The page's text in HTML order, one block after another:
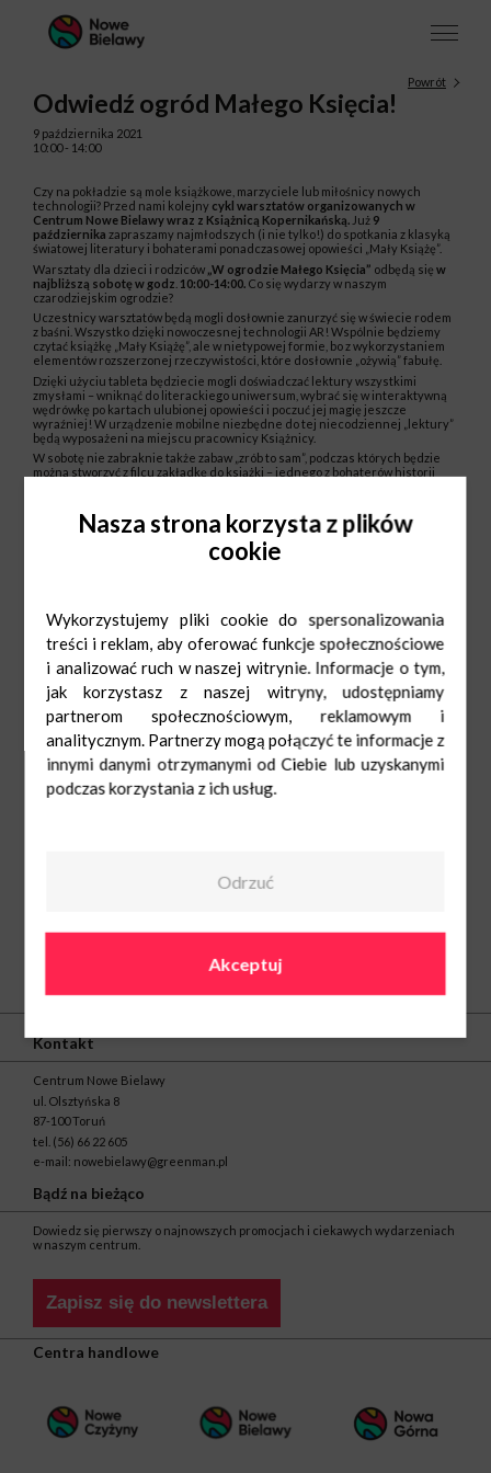
Powrót
Odwiedź ogród Małego Księcia!
9 października 2021
10:00 - 14:00
Czy na pokładzie są mole książkowe, marzyciele lub miłośnicy nowych
technologii? Przed nami kolejny cykl warsztatów organizowanych w
Centrum Nowe Bielawy wraz z Książnicą Kopernikańską. Już 9
października zapraszamy najmłodszych (i nie tylko!) do spotkania z klasyką
światowej literatury i bohaterami ponadczasowej opowieści „Mały Książę”.
Warsztaty dla dzieci i rodziców „W ogrodzie Małego Księcia” odbędą się w
najbliższą sobotę w godz 10:00-14:00. Co się wydarzy w naszym
czarodziejskim ogrodzie?
Uczestnicy warsztatów będą mogli dosłownie zanurzyć się w świecie rodem
z baśni. Wszystko dzięki nowoczesnej technologii AR! Wspólnie będziemy
czytać książkę „Mały Książę”, ale w nietypowej formie, bo z wykorzystaniem
elementów rozszerzonej rzeczywistości, które dosłownie „ożywią” fabułę.
Dzięki użyciu tableta będziecie mogli doświadczać lektury wszystkimi
zmysłami – wniknąć do literackiego uniwersum, wybrać się w interaktywną
wędrówkę po kartach ulubionej opowieści i poczuć jej magię jeszcze
wyraźniej! W urządzenie mobilne niezbędne do tej niecodziennej „lektury”
będą wyposażeni na miejscu pracownicy Książnicy.
W sobotę nie zabraknie także zabaw „zrób to sam”, podczas których będzie
można stworzyć z filcu zakładkę do książki – jednego z bohaterów historii
wiedzy, w których maluchy będą mogły wykazać się m.in. znajomością
baśniowego świata, tytułów oraz ilustracji z bajek, a następnie zdobyć drobne
O nas
Kontakt
Centrum Nowe Bielawy
ul. Olsztyńska 8
87-100 Toruń
tel. (56) 66 22 605
e-mail: nowebielawy@greenman.pl
Bądź na bieżąco
Dowiedz się pierwszy o najnowszych promocjach i ciekawych wydarzeniach
w naszym centrum.
Zapisz się do newslettera
Centra handlowe
Nasza strona korzysta z plików
cookie
Wykorzystujemy pliki cookie do spersonalizowania
treści i reklam, aby oferować funkcje społecznościowe
i analizować ruch w naszej witrynie. Informacje o tym,
jak korzystasz z naszej witryny, udostępniamy
partnerom społecznościowym, reklamowym i
analitycznym. Partnerzy mogą połączyć te informacje z
innymi danymi otrzymanymi od Ciebie lub uzyskanymi
podczas korzystania z ich usług.
Odrzuć
Akceptuj